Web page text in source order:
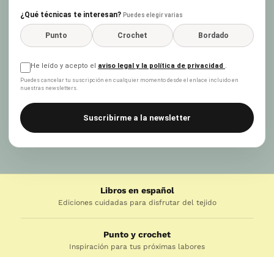
¿Qué técnicas te interesan? Puedes elegir varias
Punto Crochet Bordado
He leído y acepto el aviso legal y la política de privacidad .
Puedes cancelar tu suscripción en cualquier momento desde el enlace incluido en
nuestras newsletters.
Suscribirme a la newsletter
Libros en español
Ediciones cuidadas para disfrutar del tejido
Punto y crochet
Inspiración para tus próximas labores